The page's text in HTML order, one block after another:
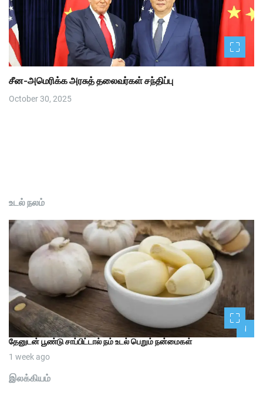
சீன-அமெரிக்க அரசுத் தலைவர்கள் சந்திப்பு
October 30, 2025
உடல் நலம்
1
தேனுடன் பூண்டு சாப்பிட்டால் நம் உடல் பெறும் நன்மைகள்
1 week ago
இலக்கியம்